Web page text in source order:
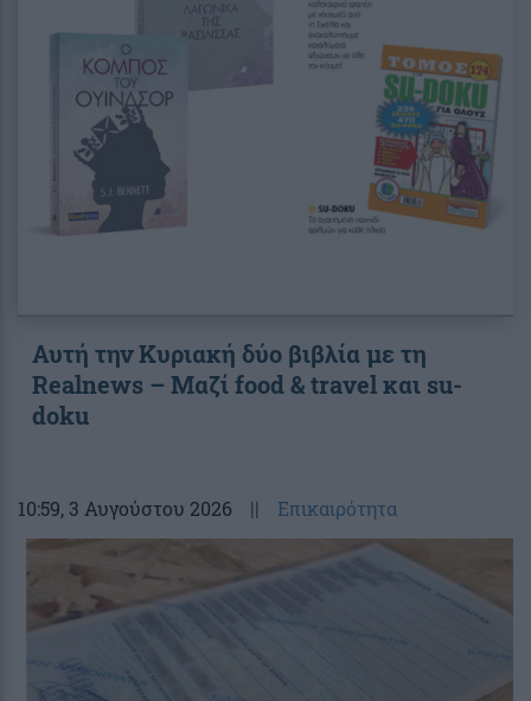
Αυτή την Κυριακή δύο βιβλία με τη
Realnews – Μαζί food & travel και su-
doku
10:59, 3 Αυγούστου 2026 || Επικαιρότητα